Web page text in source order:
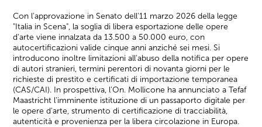
Con l'approvazione in Senato dell'11 marzo 2026 della legge
"Italia in Scena", la soglia di libera esportazione delle opere
d'arte viene innalzata da 13.500 a 50.000 euro, con
autocertificazioni valide cinque anni anziché sei mesi. Si
introducono inoltre limitazioni all'abuso della notifica per opere
di autori stranieri, termini perentori di novanta giorni per le
richieste di prestito e certificati di importazione temporanea
(CAS/CAI). In prospettiva, l'On. Mollicone ha annunciato a Tefaf
Maastricht l'imminente istituzione di un passaporto digitale per
le opere d'arte, strumento di certificazione di tracciabilità,
autenticità e provenienza per la libera circolazione in Europa.